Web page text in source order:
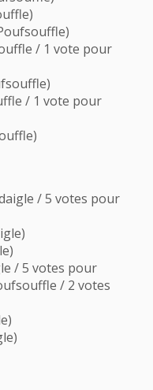
/ 1 vote pour
/ 1 vote pour
/ 5 votes pour
/ 5 votes pour
/ 2 votes